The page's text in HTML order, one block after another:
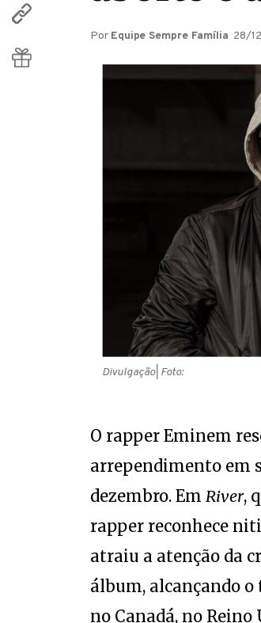
Por Equipe Sempre Família 28/
Divulgação| Foto:
O rapper Eminem
arrependimento em
dezembro. Em River,
rapper reconhece
atraiu a atenção da
álbum, alcançando o
no Canadá, no